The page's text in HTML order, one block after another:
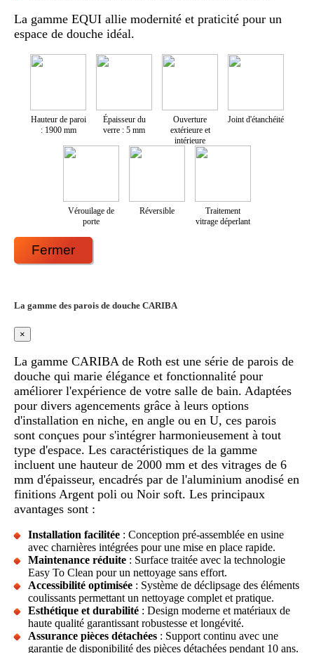
La gamme EQUI allie modernité et praticité pour un
espace de douche idéal.
Hauteur de paroi
: 1900 mm
Épaisseur du
verre : 5 mm
Ouverture
extérieure et
intérieure
Joint d'étanchéité
Vérouilage de
porte
Réversible
Traitement
vitrage déperlant
Fermer
La gamme des parois de douche CARIBA
×
La gamme CARIBA de Roth est une série de parois de
douche qui marie élégance et fonctionnalité pour
améliorer l'expérience de votre salle de bain. Adaptées
pour divers agencements grâce à leurs options
d'installation en niche, en angle ou en U, ces parois
sont conçues pour s'intégrer harmonieusement à tout
type d'espace. Les caractéristiques de la gamme
incluent une hauteur de 2000 mm et des vitrages de 6
mm d'épaisseur, encadrés par de l'aluminium anodisé en
finitions Argent poli ou Noir soft. Les principaux
avantages sont :
Installation facilitée : Conception pré-assemblée en usine
avec charnières intégrées pour une mise en place rapide.
Maintenance réduite : Surface traitée avec la technologie
Easy To Clean pour un nettoyage sans effort.
Accessibilité optimisée : Système de déclipsage des éléments
coulissants permettant un nettoyage complet et pratique.
Esthétique et durabilité : Design moderne et matériaux de
haute qualité garantissant robustesse et longévité.
Assurance pièces détachées : Support continu avec une
garantie de disponibilité des pièces détachées pendant 10 ans.